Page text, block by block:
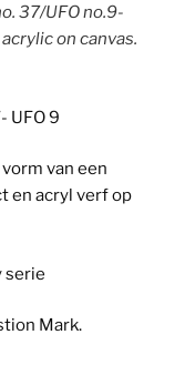
37/UFO no.9-
on canvas.
UFO 9
van een
en acryl verf op
serie
Mark.